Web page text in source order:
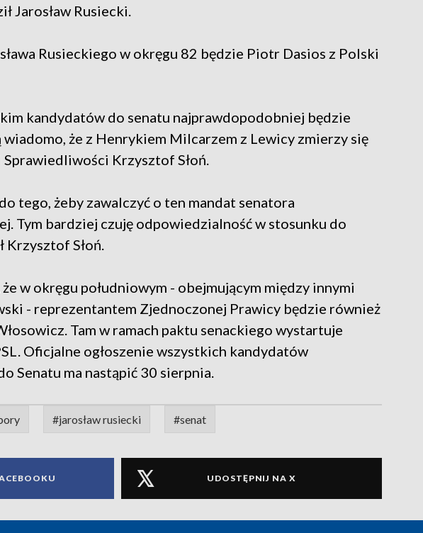
Jarosław Rusiecki.
Rusieckiego w okręgu 82 będzie Piotr Dasios z Polski
kandydatów do senatu najprawdopodobniej będzie
wiadomo, że z Henrykiem Milcarzem z Lewicy zmierzy się
Krzysztof Słoń.
tego, żeby zawalczyć o ten mandat senatora
Tym bardziej czuję odpowiedzialność w stosunku do
Słoń.
w okręgu południowym - obejmującym między innymi
- reprezentantem Zjednoczonej Prawicy będzie również
Tam w ramach paktu senackiego wystartuje
Oficjalne ogłoszenie wszystkich kandydatów
Senatu ma nastąpić 30 sierpnia.
#jarosław rusiecki #senat
UDOSTĘPNIJ NA X